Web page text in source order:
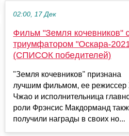
02:00, 17 Дек
Фильм "Земля кочевников"
триумфатором "Оскара-
(СПИСОК победителей)
"Земля кочевников" признана
лучшим фильмом, ее режиссер
Чжао и исполнительница
роли Фрэнсис Макдорманд
получили награды в своих но...